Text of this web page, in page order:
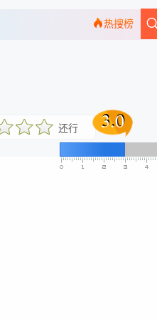
热搜榜
3.0
3.0
还行